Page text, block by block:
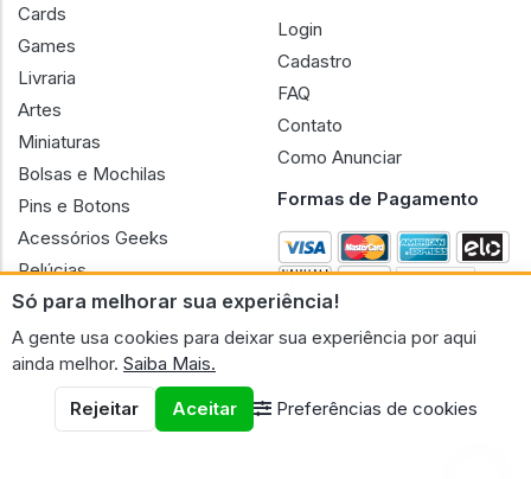
Só para melhorar sua experiência!
A gente usa cookies para deixar sua experiência por aqui
ainda melhor. Saiba Mais.
Rejeitar
Aceitar Preferências de cookies
Cards
Games
Livraria
Artes
Miniaturas
Bolsas e Mochilas
Pins e Botons
Acessórios Geeks
Pelúcias
Bonecas
Login
Cadastro
FAQ
Contato
Como Anunciar
Formas de Pagamento